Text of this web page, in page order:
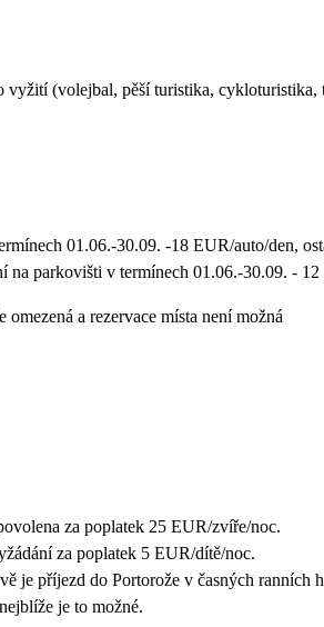
vyžití (volejbal, pěší turistika, cykloturistika,
01.06.-30.09. -18 EUR/auto/den,
na parkovišti v termínech 01.06.-30.09. -
omezená a rezervace místa není možná
za poplatek 25 EUR/zvíře/noc.
za poplatek 5 EUR/dítě/noc.
je příjezd do Portorože v časných
je to možné.